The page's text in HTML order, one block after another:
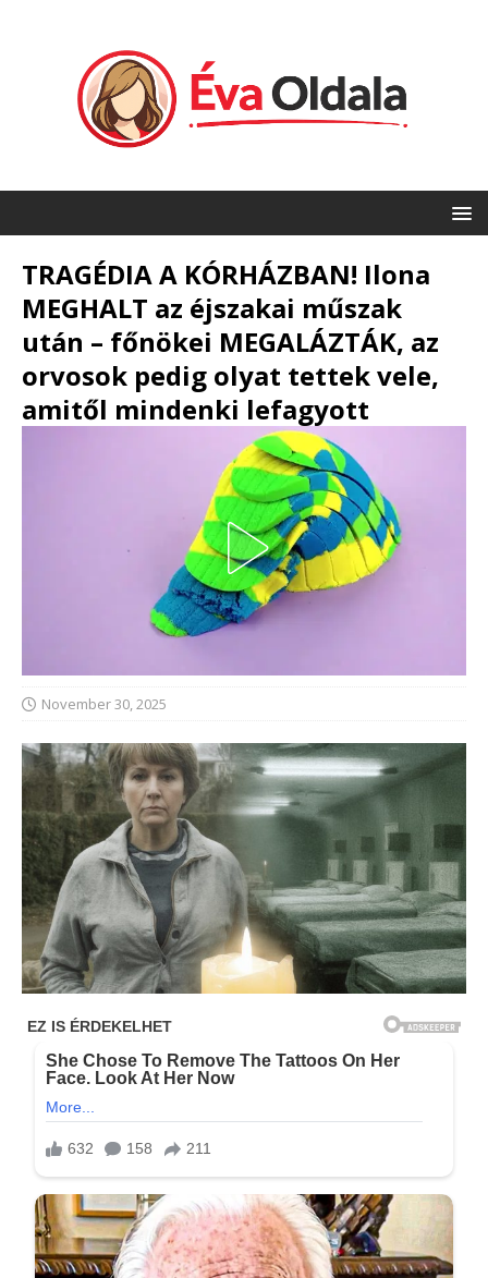
TRAGÉDIA A KÓRHÁZBAN! Ilona
MEGHALT az éjszakai műszak
után – főnökei MEGALÁZTÁK, az
orvosok pedig olyat tettek vele,
amitől mindenki lefagyott
November 30, 2025